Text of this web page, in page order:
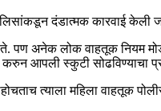
दंडात्मक कारवाई केली
लोक वाहतूक नियम
करुन आपली स्कुटी सोढविण्याचा
त्याला महिला वाहतूक